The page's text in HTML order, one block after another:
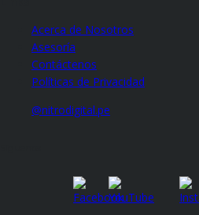
Acerca de Nosotros
Asesoría
Contáctenos
Políticas de Privacidad
@nitrodigital.pe